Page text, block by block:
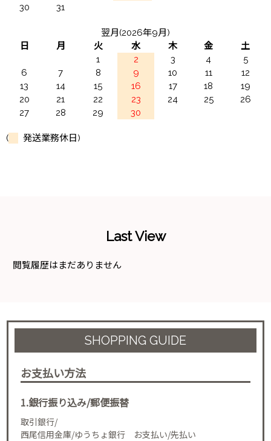
30
31
翌月(2026年9月)
日
月 火 水 木 金
土
1
2 3 4
5
6
7 8 9 10 11
12
13
14 15 16 17 18
19
20
21 22 23 24 25
26
27
28 29 30
( 発送業務休日)
Last View
閲覧履歴はまだありません
SHOPPING GUIDE
お支払い方法
1.銀行振り込み/郵便振替
取引銀行/
西尾信用金庫/ゆうちょ銀行 お支払い/先払い